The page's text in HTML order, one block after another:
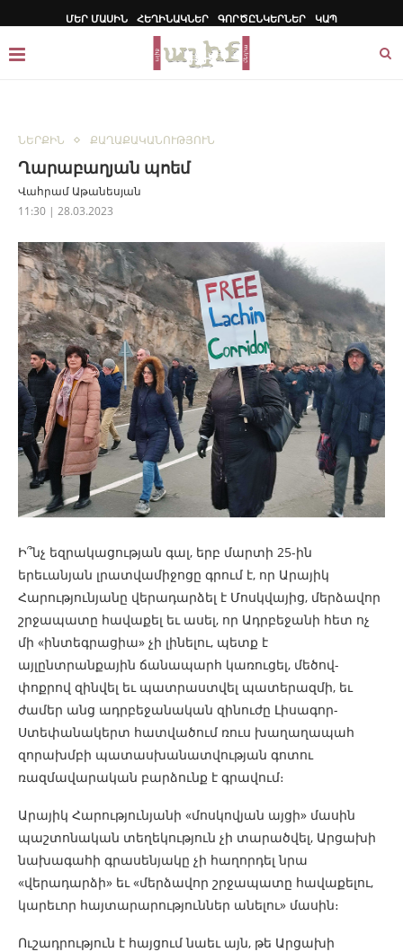
ՄԵՐ ՄԱՍԻՆ ՀԵՂԻՆԱԿՆԵՐ ԳՈՐԾԸՆԿԵՐՆԵՐ ԿԱՊ
ՆԵՐՔԻՆ ՔԱՂԱՔԱԿԱՆՈՒԹՅՈՒՆ
Ղարաբաղյան պոեմ
Վահրամ Աթանեսյան
11:30 | 28.03.2023
Ի՞նչ եզրակացության գալ, երբ մարտի 25-ին
երեւանյան լրատվամիջոցը գրում է, որ Արայիկ
Հարությունյանը վերադարձել է Մոսկվայից, մերձավոր
շրջապատը հավաքել եւ ասել, որ Ադրբեջանի հետ ոչ
մի «ինտեգրացիա» չի լինելու, պետք է
այլընտրանքային ճանապարհ կառուցել, մեծով-
փոքրով զինվել եւ պատրաստվել պատերազմի, եւ
ժամեր անց ադրբեջանական զինուժը Լիսագոր-
Ստեփանակերտ հատվածում ռուս խաղաղապահ
զորախմբի պատասխանատվության գոտու
ռազմավարական բարձունք է գրավում։
Արայիկ Հարությունյանի «մոսկովյան այցի» մասին
պաշտոնական տեղեկություն չի տարածվել, Արցախի
նախագահի գրասենյակը չի հաղորդել նրա
«վերադարձի» եւ «մերձավոր շրջապատը հավաքելու,
կարեւոր հայտարարություններ անելու» մասին։
Ուշադրություն է հայցում նաեւ այն, թե Արցախի